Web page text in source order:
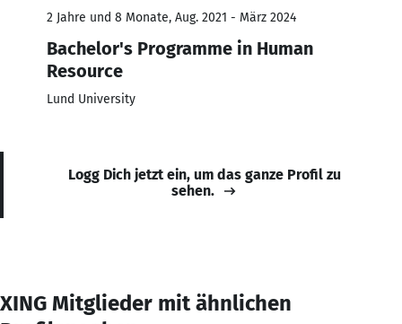
2 Jahre und 8 Monate, Aug. 2021 - März 2024
Bachelor's Programme in Human
Resource
Lund University
Logg Dich jetzt ein, um das ganze Profil zu
sehen.
XING Mitglieder mit ähnlichen